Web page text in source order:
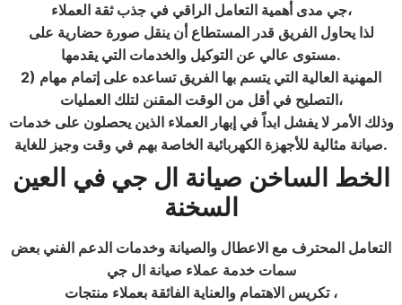
جي مدى أهمية التعامل الراقي في جذب ثقة العملاء،
لذا يحاول الفريق قدر المستطاع أن ينقل صورة حضارية على
مستوى عالي عن التوكيل والخدمات التي يقدمها.
2) المهنية العالية التي يتسم بها الفريق تساعده على إتمام مهام
التصليح في أقل من الوقت المقنن لتلك العمليات،
وذلك الأمر لا يفشل ابداً في إبهار العملاء الذين يحصلون على خدمات
صيانة مثالية للأجهزة الكهربائية الخاصة بهم في وقت وجيز للغاية.
الخط الساخن صيانة ال جي في العين
السخنة
التعامل المحترف مع الاعطال والصيانة وخدمات الدعم الفني بعض
سمات خدمة عملاء صيانة ال جي
تكريس الاهتمام والعناية الفائقة بعملاء منتجات ،